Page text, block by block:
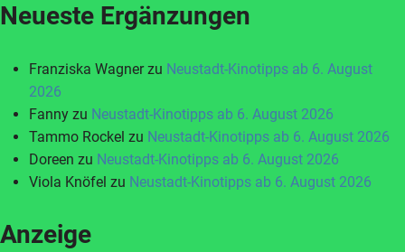
Neueste Ergänzungen
Franziska Wagnerzu Neustadt-Kinotipps ab 6. August
2026
Fanny zu Neustadt-Kinotipps ab 6. August 2026
Tammo Rockel zu Neustadt-Kinotipps ab 6. August 2026
Doreen zu Neustadt-Kinotipps ab 6. August 2026
Viola Knöfel zu Neustadt-Kinotipps ab 6. August 2026
Anzeige